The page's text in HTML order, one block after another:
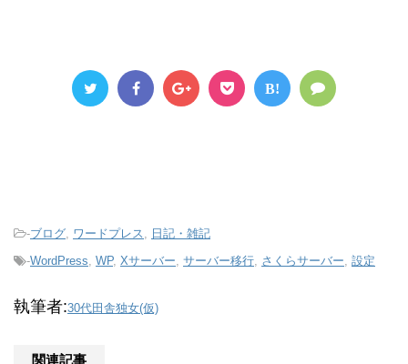
B!
-ブログ, ワードプレス, 日記・雑記
-WordPress, WP, Xサーバー, サーバー移行, さくらサーバー, 設定
執筆者:30代田舎独女(仮)
関連記事